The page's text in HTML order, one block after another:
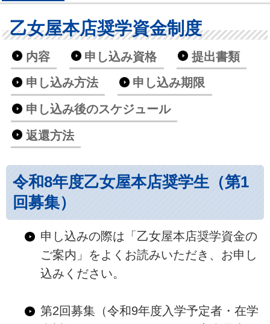
乙女屋本店奨学資金制度
内容 申し込み資格
提出書類
申し込み方法
申し込み期限
申し込み後のスケジュール
返還方法
令和8年度乙女屋本店奨学生（第1
回募集）
申し込みの際は「乙女屋本店奨学資金の
ご案内」をよくお読みいただき、お申し
込みください。
第2回募集（令和9年度入学予定者・在学